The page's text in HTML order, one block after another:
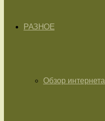
РАЗНОЕ
Обзор интернета